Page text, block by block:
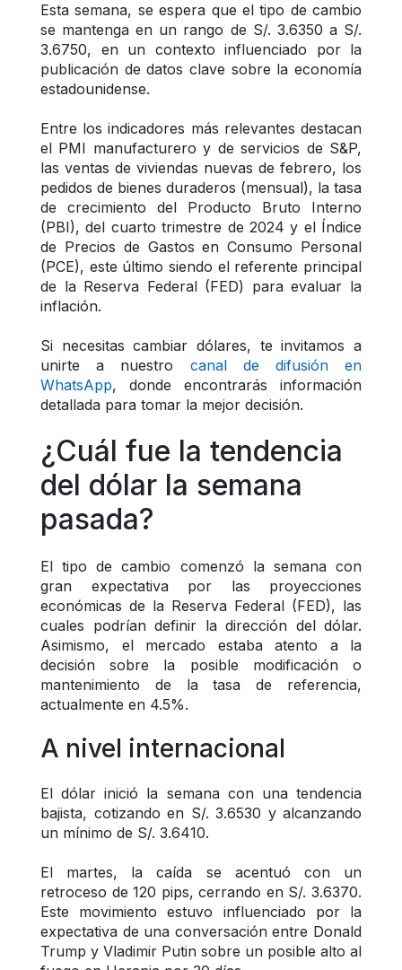
Esta semana, se espera que el tipo de cambio
se mantenga en un rango de S/. 3.6350 a S/.
3.6750, en un contexto influenciado por la
publicación de datos clave sobre la economía
estadounidense.
Entre los indicadores más relevantes destacan
el PMI manufacturero y de servicios de S&P,
las ventas de viviendas nuevas de febrero, los
pedidos de bienes duraderos (mensual), la tasa
de crecimiento del Producto Bruto Interno
(PBI), del cuarto trimestre de 2024 y el Índice
de Precios de Gastos en Consumo Personal
(PCE), este último siendo el referente principal
de la Reserva Federal (FED) para evaluar la
inflación.
Si necesitas cambiar dólares, te invitamos a
unirte a nuestro canal de difusión en
WhatsApp, donde encontrarás información
detallada para tomar la mejor decisión.
¿Cuál fue la tendencia
del dólar la semana
pasada?
El tipo de cambio comenzó la semana con
gran expectativa por las proyecciones
económicas de la Reserva Federal (FED), las
cuales podrían definir la dirección del dólar.
Asimismo, el mercado estaba atento a la
decisión sobre la posible modificación o
mantenimiento de la tasa de referencia,
actualmente en 4.5%.
A nivel internacional
El dólar inició la semana con una tendencia
bajista, cotizando en S/. 3.6530 y alcanzando
un mínimo de S/. 3.6410.
El martes, la caída se acentuó con un
retroceso de 120 pips, cerrando en S/. 3.6370.
Este movimiento estuvo influenciado por la
expectativa de una conversación entre Donald
Trump y Vladimir Putin sobre un posible alto al